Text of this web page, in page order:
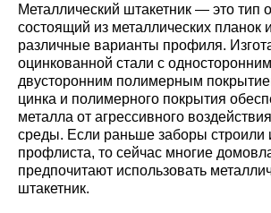
Металлический штакетник — это тип
состоящий из металлических
различные варианты профиля.
оцинкованной стали с
двусторонним полимерным
цинка и полимерного покрытия
металла от агрессивного
среды. Если раньше заборы строили
профлиста, то сейчас многие
предпочитают использовать
штакетник.